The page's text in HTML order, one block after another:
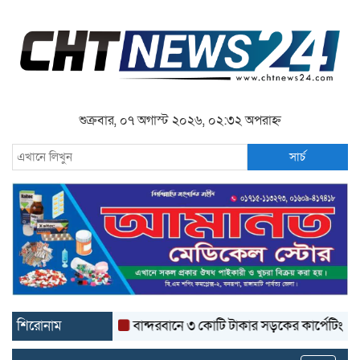
শুক্রবার, ০৭ অগাস্ট ২০২৬, ০২:৩২ অপরাহ্ন
সার্চ
শিরোনাম বান্দরবানে ৩ কোটি টাকার সড়কের কার্পেটিং উঠে